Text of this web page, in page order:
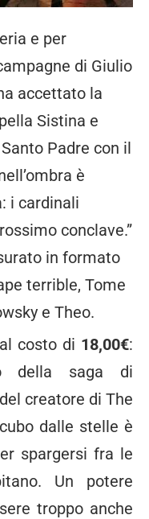
e per
di Giulio
accettato la
Sistina e
Padre con il
è
i cardinali
conclave.”
in formato
terrible, Tome
e Theo.
costo di 18,00€:
della saga di
creatore di The
dalle stelle è
spargersi fra le
Un potere
troppo anche